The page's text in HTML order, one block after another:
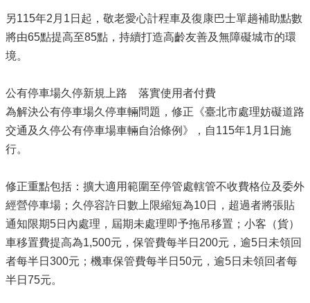
另115年2月1日起，敬老愛心計程車及復康巴士單趟補助點數
將由65點提高至85點，持續打造高齡友善及無障礙城市的環
境。
公有停車場久停新規上路 落實使用者付費
為解決公有停車場久停車輛問題，修正《臺北市處理妨礙道路
交通及久停公有停車場車輛自治條例》，自115年1月1日施
行。
修正重點包括：擴大適用範圍至停管處轄管不收費格位及委外
經營停車場；久停容許日數上限縮短為10日，超過者將張貼
通知限期5日內處理，屆期未處理即予拖吊移置；小客（貨）
車移置費提高為1,500元，保管費每半日200元，逾5日未領回
者每半日300元；機車保管費每半日50元，逾5日未領回者每
半日75元。